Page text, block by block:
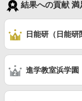
結果への貢献
日能研（日能研
進学教室浜学園